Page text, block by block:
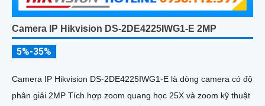
Camera IP Hikvision DS-2DE4225IWG1-E 2MP
5%-35%
Camera IP Hikvision DS-2DE4225IWG1-E là dòng camera có độ
phân giải 2MP Tích hợp zoom quang học 25X và zoom kỹ thuật